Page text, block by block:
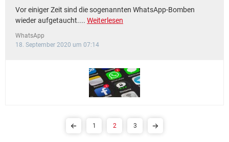
Vor einiger Zeit sind die sogenannten WhatsApp-Bomben
wieder aufgetaucht.... Weiterlesen
WhatsApp
18. September 2020 um 07:14
1 2 3